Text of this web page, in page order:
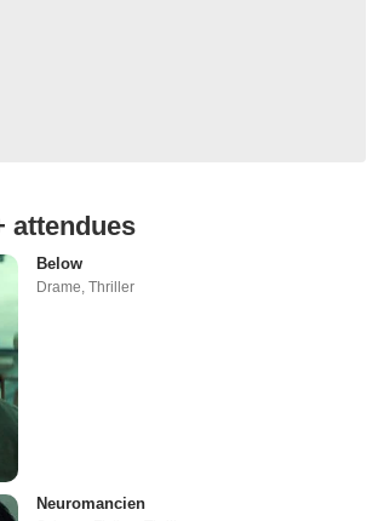
attendues
Below
Drame ,Thriller
Neuromancien